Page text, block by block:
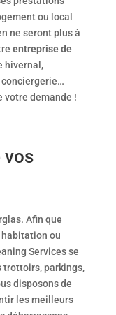
ou local
ne seront plus à
entreprise de
hivernal,
conciergerie…
votre demande !
vos
Afin que
ou
Services se
trottoirs, parkings,
disposons de
les meilleurs